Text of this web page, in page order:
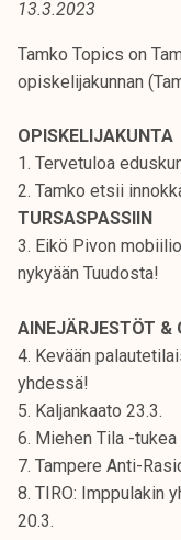
t
i
r
k
e
a
k
u
o
p
i
s
k
13.3.2023
Tamko Topics on
opiskelijakunnan
OPISKELIJAKUNTA
1. Tervetuloa
2. Tamko etsii
TURSASPASSIIN
3. Eikö Pivon
nykyään Tuudosta!
AINEJÄRJESTÖT &
4. Kevään
yhdessä!
5. Kaljankaato 23.3.
6. Miehen Tila -
7. Tampere Anti-
8. TIRO: Imppulakin
20.3.